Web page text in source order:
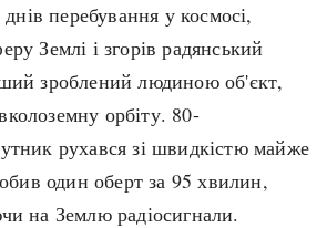
Темні віки
Високе Середньовіччя
Пізнє Середньовіччя
Нова історія
Новітня історія
Наш час
перебування у космосі,
Землі і згорів радянський
зроблений людиною об'єкт,
орбіту. 80-
рухався зі швидкістю майже
один оберт за 95 хвилин,
на Землю радіосигнали.